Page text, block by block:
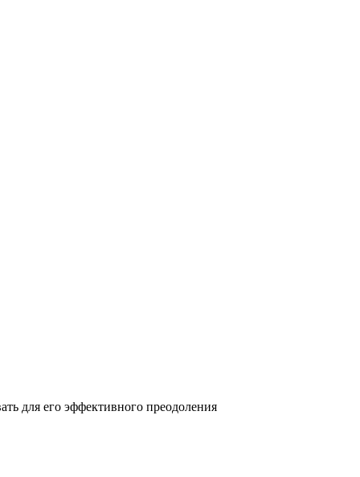
для его эффективного преодоления